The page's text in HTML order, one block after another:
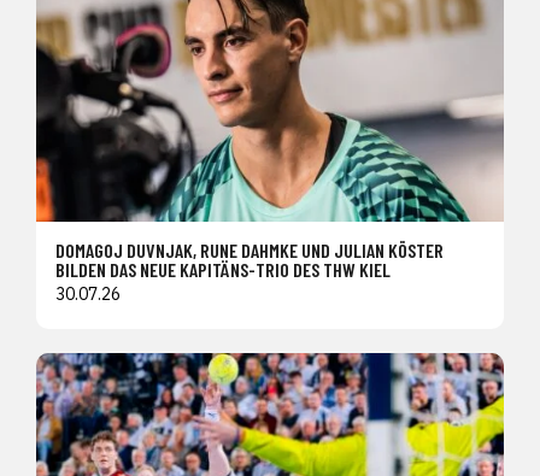
DOMAGOJ DUVNJAK, RUNE DAHMKE UND JULIAN KÖSTER
BILDEN DAS NEUE KAPITÄNS-TRIO DES THW KIEL
30.07.26